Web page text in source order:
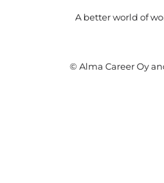
A better world of
© Alma Career Oy